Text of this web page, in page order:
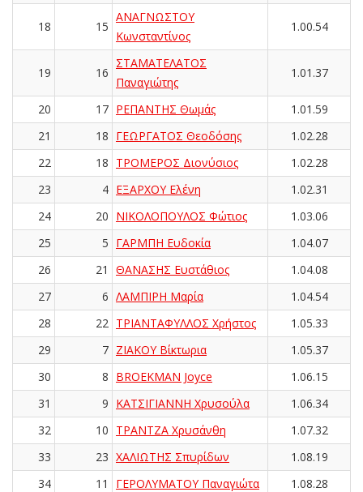
18 15
ΑΝΑΓΝΩΣΤΟΥ
Κωνσταντίνος
1.00.54
19 16
ΣΤΑΜΑΤΕΛΑΤΟΣ
Παναγιώτης
1.01.37
20 17 ΡΕΠΑΝΤΗΣ Θωμάς
1.01.59
21
18 ΓΕΩΡΓΑΤΟΣ Θεοδόσης
1.02.28
22
18 ΤΡΟΜΕΡΟΣ Διονύσιος
1.02.28
23
4 ΕΞΑΡΧΟΥ Ελένη
1.02.31
24
20 ΝΙΚΟΛΟΠΟΥΛΟΣ Φώτιος
1.03.06
25
5 ΓΑΡΜΠΗ Ευδοκία
1.04.07
26
21 ΘΑΝΑΣΗΣ Ευστάθιος
1.04.08
27
6 ΛΑΜΠΙΡΗ Μαρία
1.04.54
28
22 ΤΡΙΑΝΤΑΦΥΛΛΟΣ Χρήστος
1.05.33
29
7 ΖΙΑΚΟΥ Βίκτωρια
1.05.37
30
8 BROEKMAN Joyce
1.06.15
31
9 ΚΑΤΣΙΓΙΑΝΝΗ Χρυσούλα
1.06.34
32
10 ΤΡΑΝΤΖΑ Χρυσάνθη
1.07.32
33
23 ΧΑΛΙΩΤΗΣ Σπυρίδων
1.08.19
34
11 ΓΕΡΟΛΥΜΑΤΟΥ Παναγιώτα
1.08.28